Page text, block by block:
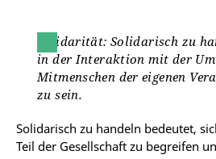
Solidarität: Solidarisch zu
in der Interaktion mit der
Mitmenschen der eigenen
zu sein.
Solidarisch zu handeln bedeutet,
Teil der Gesellschaft zu begreifen